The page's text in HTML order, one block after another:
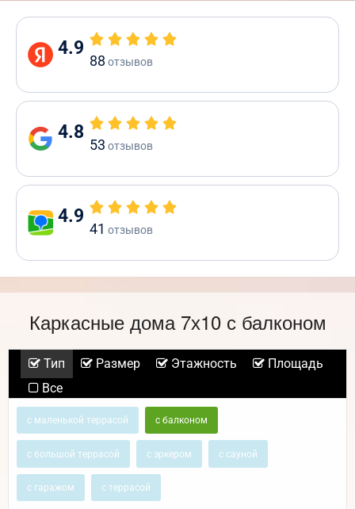
4.9
88 отзывов
4.8
53 отзывов
4.9
41 отзывов
Каркасные дома 7х10 с балконом
Тип Размер Этажность
Площадь
Все
с маленькой террасой с балконом
с большой террасой с эркером с сауной
с гаражом с террасой